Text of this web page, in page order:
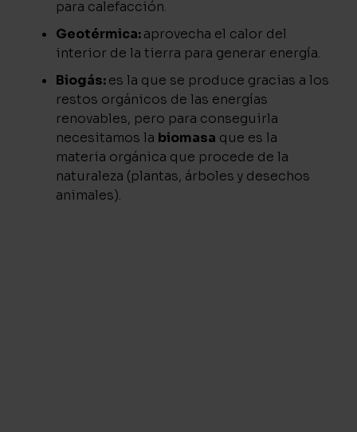
para calefacción.
Geotérmica:aprovecha el calor del
interior de la tierra para generar energía.
Biogás:es la que se produce gracias a los
restos orgánicos de las energías
renovables, pero para conseguirla
necesitamos la biomasa que es la
materia orgánica que procede de la
naturaleza (plantas, árboles y desechos
animales).